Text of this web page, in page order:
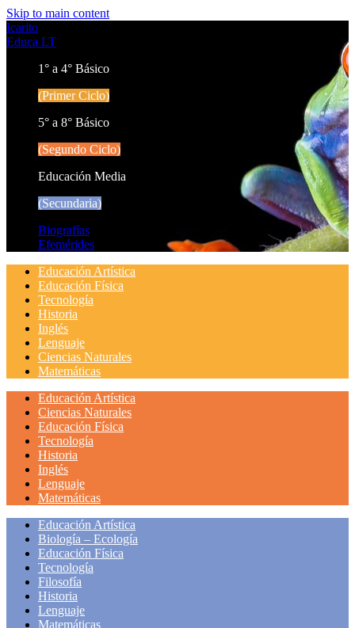
Skip to main content
Icarito
Educa LT
1° a 4° Básico
(Primer Ciclo)
5° a 8° Básico
(Segundo Ciclo)
Educación Media
(Secundaria)
Biografías
Efemérides
Educación Artística
Educación Física
Tecnología
Historia
Inglés
Lenguaje
Ciencias Naturales
Matemáticas
Educación Artística
Ciencias Naturales
Educación Física
Tecnología
Historia
Inglés
Lenguaje
Matemáticas
Educación Artística
Biología – Ecología
Educación Física
Tecnología
Filosofía
Historia
Lenguaje
Matemáticas